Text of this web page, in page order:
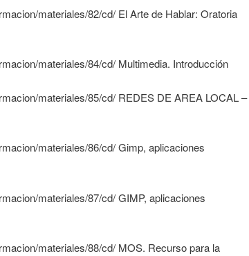
materiales/82/cd/ El Arte de Hablar: Oratoria
materiales/84/cd/ Multimedia. Introducción
materiales/85/cd/ REDES DE AREA LOCAL –
materiales/86/cd/ Gimp, aplicaciones
materiales/87/cd/ GIMP, aplicaciones
materiales/88/cd/ MOS. Recurso para la